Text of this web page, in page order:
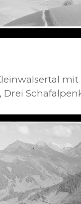
mit
Drei